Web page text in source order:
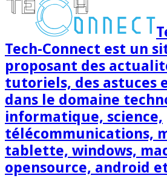
Tech-Connect est un
proposant des
tutoriels, des astuces
dans le domaine
informatique, science,
télécommunications,
tablette, windows,
opensource, android